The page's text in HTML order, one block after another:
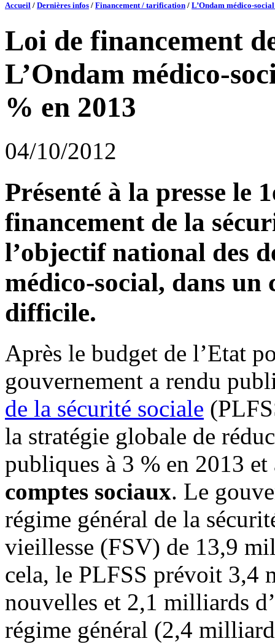
Accueil / Dernières infos / Financement / tarification / L’Ondam médico-
Loi de financement
L’Ondam médico-
% en 2013
04/10/2012
Présenté à la presse le
financement de la
l’objectif national des
médico-social, dans
difficile.
Après le budget de l’Etat
gouvernement a rendu
de la sécurité sociale
la stratégie globale de
publiques à 3 % en 2013
comptes sociaux. Le
régime général de la
vieillesse (FSV) de 13,9
cela, le PLFSS prévoit 3,4
nouvelles et 2,1 milliards
régime général (2,4